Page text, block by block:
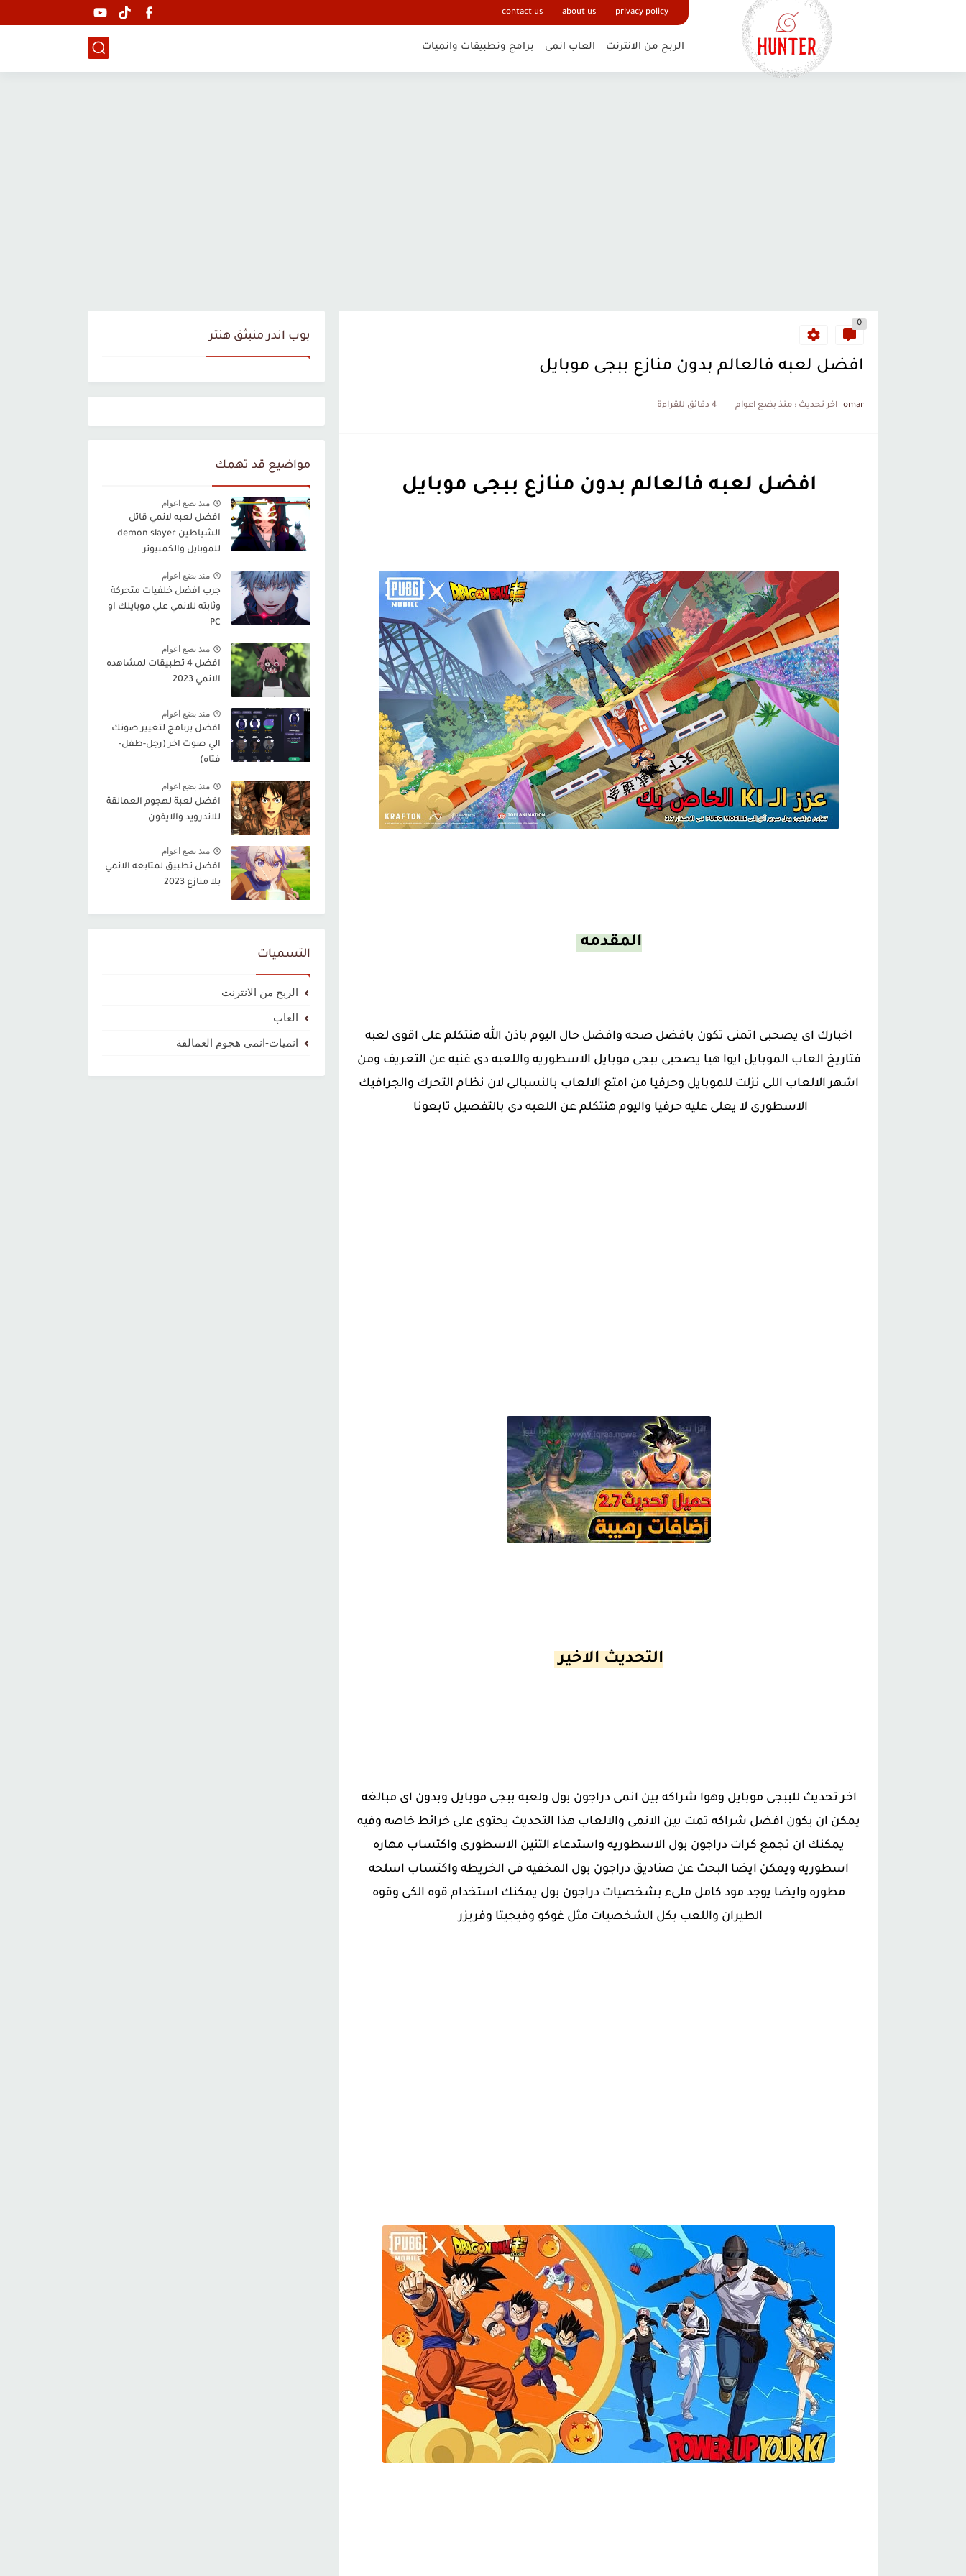
google.com, pub-6627165785680337, DIRECT, f08c47fec0942fa0
privacy policy
about us
contact us
الربح من الانترنت العاب انمى برامج وتطبيقات وانميات
0
افضل لعبه فالعالم بدون منازع ببجى موبايل
omar اخر تحديث : منذ بضع اعوام 4 دقائق للقراءة
افضل لعبه فالعالم بدون منازع ببجى موبايل
المقدمه
اخبارك اى يصحبى اتمنى تكون بافضل صحه وافضل حال اليوم باذن الله هنتكلم على اقوى لعبه
فتاريخ العاب الموبايل ايوا هيا يصحبى ببجى موبايل الاسطوريه واللعبه دى غنيه عن التعريف ومن
اشهر الالعاب اللى نزلت للموبايل وحرفيا من امتع الالعاب بالنسبالى لان نظام التحرك والجرافيك
الاسطورى لا يعلى عليه حرفيا واليوم هنتكلم عن اللعبه دى بالتفصيل تابعونا
التحديث الاخير
اخر تحديث للببجى موبايل وهوا شراكه بين انمى دراجون بول ولعبه ببجى موبايل وبدون اى مبالغه
يمكن ان يكون افضل شراكه تمت بين الانمى والالعاب هذا التحديث يحتوى على خرائط خاصه وفيه
يمكنك ان تجمع كرات دراجون بول الاسطوريه واستدعاء التنين الاسطورى واكتساب مهاره
اسطوريه ويمكن ايضا البحث عن صناديق دراجون بول المخفيه فى الخريطه واكتساب اسلحه
مطوره وايضا يوجد مود كامل ملىء بشخصيات دراجون بول يمكنك استخدام قوه الكى وقوه
الطيران واللعب بكل الشخصيات مثل غوكو وفيجيتا وفريزر
بوب اندر منبثق هنتر
مواضيع قد تهمك
منذ بضع اعوام
افضل لعبه لانمي قاتل
الشياطين demon slayer
للموبايل والكمبيوتر
منذ بضع اعوام
جرب افضل خلفيات متحركة
وثابته للانمي علي موبايلك او
PC
منذ بضع اعوام
افضل 4 تطبيقات لمشاهده
الانمي 2023
منذ بضع اعوام
افضل برنامج لتغيير صوتك
الي صوت اخر (رجل-طفل-
فتاه)
منذ بضع اعوام
افضل لعبة لهجوم العمالقة
للاندرويد والايفون
منذ بضع اعوام
افضل تطبيق لمتابعه الانمي
بلا منازع 2023
التسميات
الربح من الانترنت
العاب
انميات-انمي هجوم العمالقة